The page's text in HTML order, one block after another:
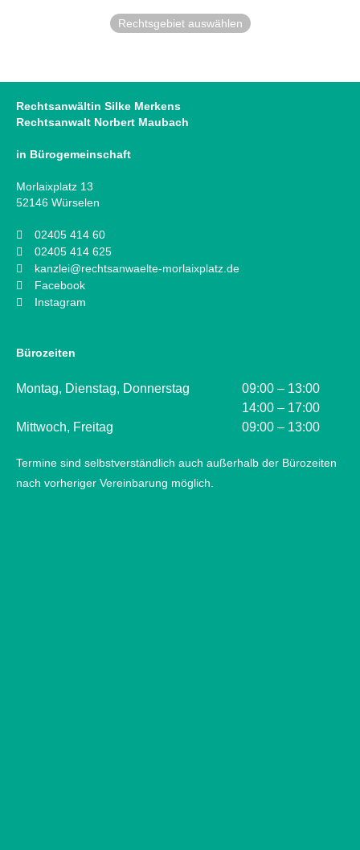
Rechtsgebiet auswählen
Rechtsanwältin Silke Merkens
Rechtsanwalt Norbert Maubach
in Bürogemeinschaft
Morlaixplatz 13
52146 Würselen
02405 414 60
02405 414 625
kanzlei@rechtsanwaelte-morlaixplatz.de
Facebook
Instagram
Bürozeiten
Montag, Dienstag, Donnerstag
09:00 – 13:00
14:00 – 17:00
Mittwoch, Freitag
09:00 – 13:00
Termine sind selbstverständlich auch außerhalb der Bürozeiten
nach vorheriger Vereinbarung möglich.